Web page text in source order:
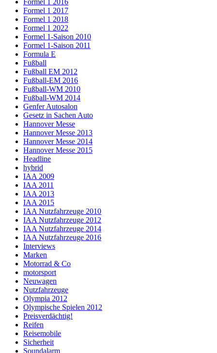
Formel 1 2016
Formel 1 2017
Formel 1 2018
Formel 1 2022
Formel 1-Saison 2010
Formel 1-Saison 2011
Formula E
Fußball
Fußball EM 2012
Fußball-EM 2016
Fußball-WM 2010
Fußball-WM 2014
Genfer Autosalon
Gesetz in Sachen Auto
Hannover Messe
Hannover Messe 2013
Hannover Messe 2014
Hannover Messe 2015
Headline
hybrid
IAA 2009
IAA 2011
IAA 2013
IAA 2015
IAA Nutzfahrzeuge 2010
IAA Nutzfahrzeuge 2012
IAA Nutzfahrzeuge 2014
IAA Nutzfahrzeuge 2016
Interviews
Marken
Motorrad & Co
motorsport
Neuwagen
Nutzfahrzeuge
Olympia 2012
Olympische Spielen 2012
Preisverdächtig!
Reifen
Reisemobile
Sicherheit
Soundalarm